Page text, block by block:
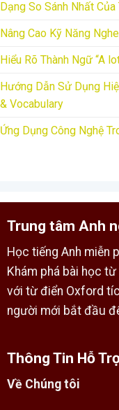
Dạng So Sánh Nhất
Nâng Cao Kỹ Năng
Hiểu Rõ Thành Ngữ “A
Hướng Dẫn Sử Dụng
& Vocabulary
Ứng Dụng Công Nghệ
Trung tâm Anh
Học tiếng Anh miễn
Khám phá bài học
với từ điển Oxford
người mới bắt đầu
Thông Tin Hỗ
Về Chúng tôi